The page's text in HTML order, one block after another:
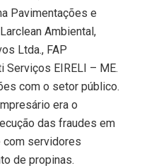
Pavimentações e
Ambiental,
Ltda., FAP
Serviços EIRELI – ME.
com o setor público.
era o
das fraudes em
com servidores
de propinas.